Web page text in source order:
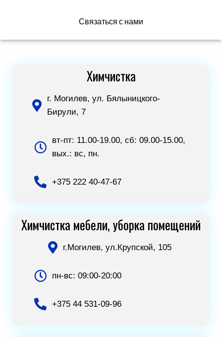
Связаться с нами
Химчистка
г. Могилев, ул. Бялыницкого-
Бирули, 7
вт-пт: 11.00-19.00, сб: 09.00-15.00,
вых.: вс, пн.
+375 222 40-47-67
Химчистка мебели, уборка помещений
г.Могилев, ул.Крупской, 105
пн-вс: 09:00-20:00
+375 44 531-09-96